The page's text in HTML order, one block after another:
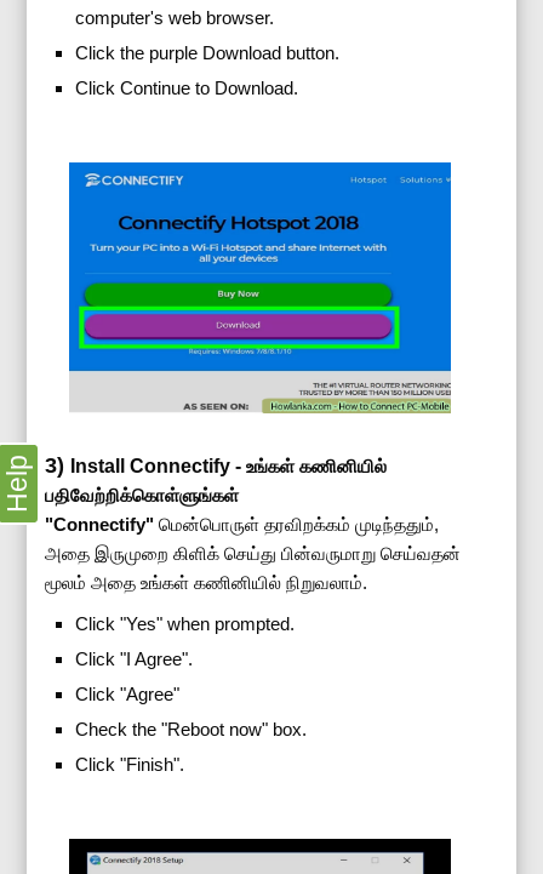
computer's web browser.
Click the purple Download button.
Click Continue to Download.
3) Install Connectify -உங்கள் கணினியில்
பதிவேற்றிக்கொள்ளுங்கள்
"Connectify"மென்பொருள் தரவிறக்கம் முடிந்ததும்,
அதை இருமுறை கிளிக் செய்து பின்வருமாறு செய்வதன்
மூலம் அதை உங்கள் கணினியில் நிறுவலாம்.
Click "Yes" when prompted.
Click "I Agree".
Click "Agree"
Check the "Reboot now" box.
Click "Finish".
Help